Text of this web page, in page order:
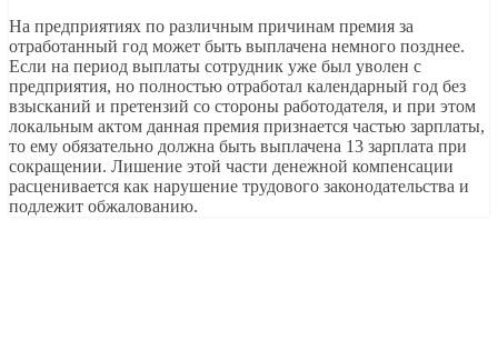
На предприятиях по различным причинам премия за
отработанный год может быть выплачена немного позднее.
Если на период выплаты сотрудник уже был уволен с
предприятия, но полностью отработал календарный год без
взысканий и претензий со стороны работодателя, и при этом
локальным актом данная премия признается частью зарплаты,
то ему обязательно должна быть выплачена 13 зарплата при
сокращении. Лишение этой части денежной компенсации
расценивается как нарушение трудового законодательства и
подлежит обжалованию.